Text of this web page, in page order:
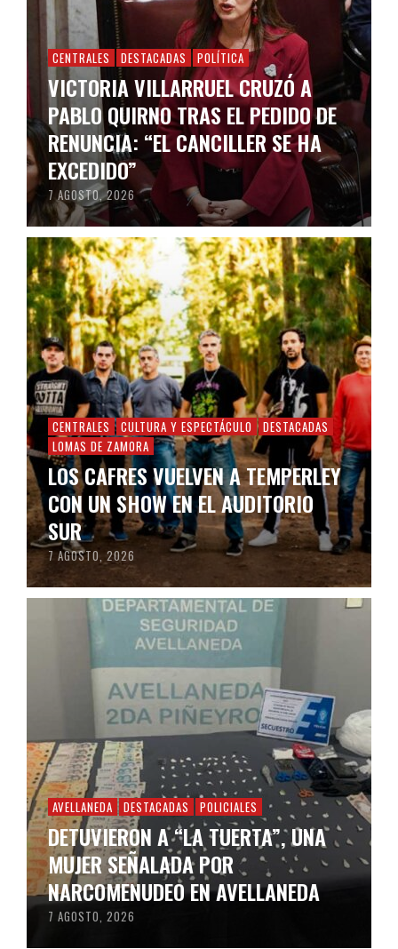
CENTRALES DESTACADAS POLÍTICA
VICTORIA VILLARRUEL CRUZÓ A
PABLO QUIRNO TRAS EL PEDIDO DE
RENUNCIA: “EL CANCILLER SE HA
EXCEDIDO”
7 AGOSTO, 2026
CENTRALES CULTURA Y ESPECTÁCULO
DESTACADAS
LOMAS DE ZAMORA
LOS CAFRES VUELVEN A TEMPERLEY
CON UN SHOW EN EL AUDITORIO
SUR
7 AGOSTO, 2026
AVELLANEDA DESTACADAS POLICIALES
DETUVIERON A “LA TUERTA”, UNA
MUJER SEÑALADA POR
NARCOMENUDEO EN AVELLANEDA
7 AGOSTO, 2026